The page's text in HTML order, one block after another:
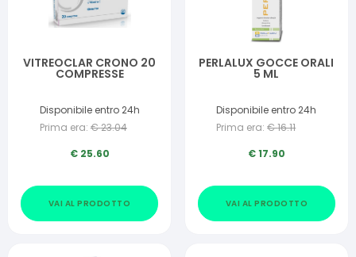
VITREOCLAR CRONO 20
COMPRESSE
Disponibile entro 24h
Prima era: €23.04
€ 25.60
VAI AL PRODOTTO
PERLALUX GOCCE ORALI
5 ML
Disponibile entro 24h
Prima era: €16.11
€17.90
VAI AL PRODOTTO